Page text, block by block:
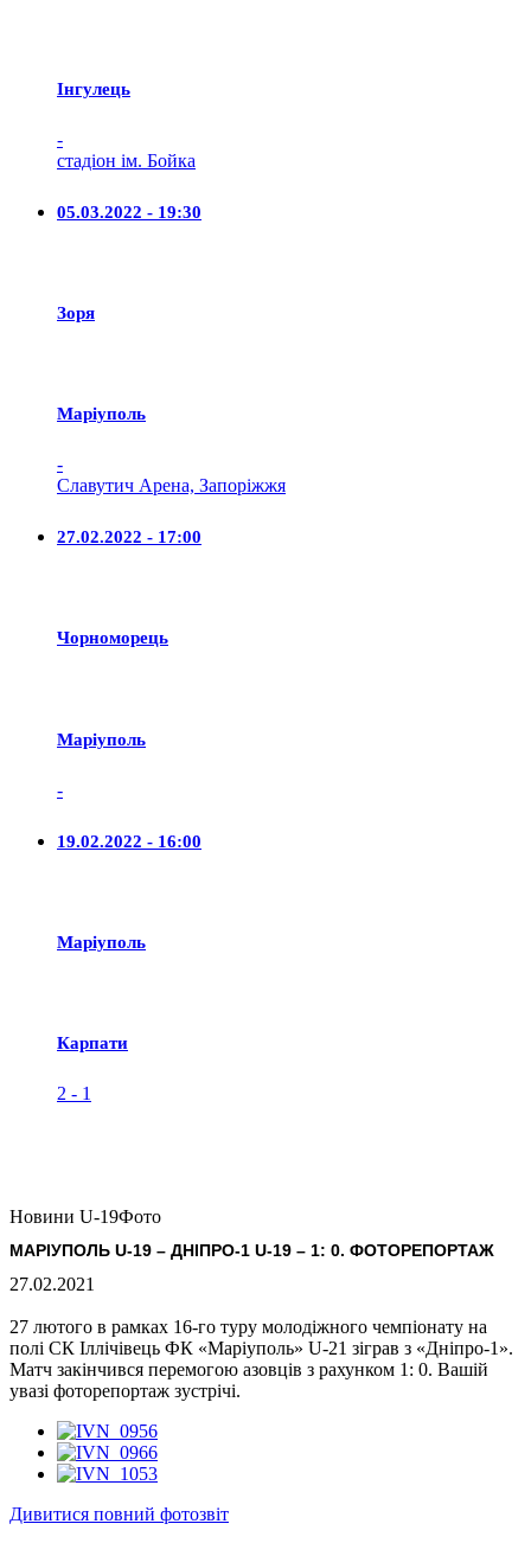
Iнгулець
-
стадіон ім. Бойка
05.03.2022 - 19:30
Зоря
Маріуполь
-
Славутич Арена, Запоріжжя
27.02.2022 - 17:00
Чорноморець
Маріуполь
-
19.02.2022 - 16:00
Маріуполь
Карпати
2 - 1
Новини U-19Фото
МАРІУПОЛЬ U-19 – ДНІПРО-1 U-19 – 1: 0. ФОТОРЕПОРТАЖ
27.02.2021
27 лютого в рамках 16-го туру молодіжного чемпіонату на
полі СК Іллічівець ФК «Маріуполь» U-21 зіграв з «Дніпро-1».
Матч закінчився перемогою азовців з рахунком 1: 0. Вашій
увазі фоторепортаж зустрічі.
Дивитися повний фотозвіт